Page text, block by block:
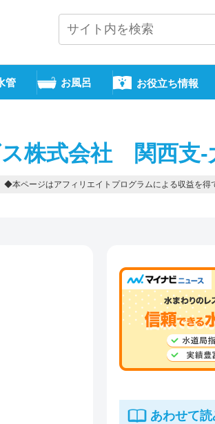
管 お風呂 お役立ち情報
株式会社 関西支-
◆本ページはアフィリエイトプログラムによる収益を得
あわせて